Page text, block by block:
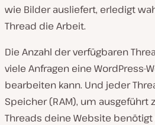
wie Bilder ausliefert, erledigt
Thread die Arbeit.
Die Anzahl der verfügbaren
viele Anfragen eine WordPress-
bearbeiten kann. Und jeder
Speicher (RAM), um ausgeführt
Threads deine Website